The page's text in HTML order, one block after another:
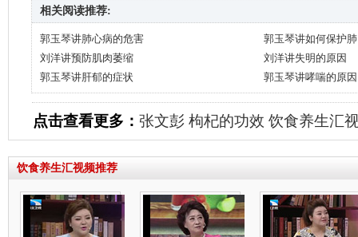
相关阅读推荐:
郭玉琴讲肺心病的危害
郭玉琴讲如何保护肺
刘洋讲预防肌肉萎缩
刘洋讲失明的原因
郭玉琴讲肝郁的症状
郭玉琴讲哮喘的原因
点击查看更多： 张文彭 枸杞的功效 饮食养生汇
饮食养生汇视频推荐